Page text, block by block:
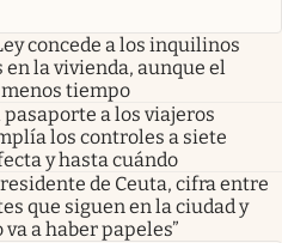
concede a los inquilinos
la vivienda, aunque el
tiempo
a los viajeros
los controles a siete
y hasta cuándo
de Ceuta, cifra entre
que siguen en la ciudad y
a haber papeles”